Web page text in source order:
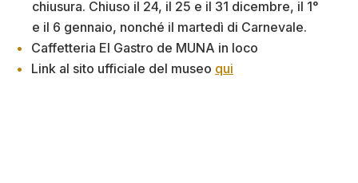
chiusura. Chiuso il 24, il 25 e il 31 dicembre, il 1°
e il 6 gennaio, nonché il martedì di Carnevale.
Caffetteria El Gastro de MUNA in loco
Link al sito ufficiale del museo qui